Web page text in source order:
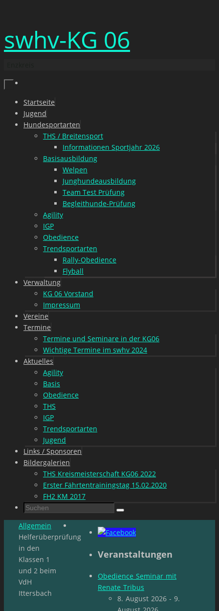
Inhalt
springen
swhv-KG 06
Zum
Inhalt
springen
Startseite
Jugend
Hundesportarten
THS / Breitensport
Informationen Sportjahr 2026
Basisausbildung
Welpen
Junghundeausbildung
Team Test Prüfung
Begleithunde-Prüfung
Agility
IGP
Obedience
Trendsportarten
Rally-Obedience
Flyball
Verwaltung
KG 06 Vorstand
Impressum
Vereine
Termine
Termine und Seminare in der KG06
Wichtige Termine im swhv 2024
Aktuelles
Agility
Basis
Obedience
THS
IGP
Trendsportarten
Jugend
Links / Sponsoren
Bildergalerien
THS Kreismeisterschaft KG06 2022
Erster Fährtentrainingstag 15.02.2020
FH2 KM 2017
Suchen
nach:
Suchen
Start
Allgemein
Helferüberprüfung
in den
Klassen 1
und 2 beim
VdH
Ittersbach
Veranstaltungen
Obedience Seminar mit
Renate Tribus
8. August 2026 - 9.